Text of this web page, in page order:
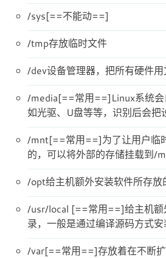
/sys[==不能动==]
/tmp存放临时文件
/dev设备管理器，把所有硬件
/media[==常用==]Linux系统会
如光驱、U盘等等，识别后会把
/mnt[==常用==]为了让用户临
的，可以将外部的存储挂载到/
/opt给主机额外安装软件所存放
/usr/local [==常用==]给主机额
录，一般是通过编译源码方式
/var[==常用==]存放着在不断